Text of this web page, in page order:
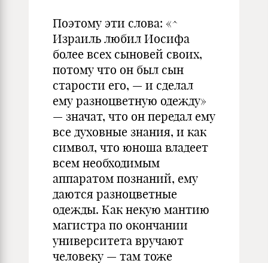
Поэтому эти слова: «^
Израиль любил Иосифа
более всех сыновей своих,
потому что он был сын
старости его, — и сделал
ему разноцветную одежду»
— значат, что он передал ему
все духовные знания, и как
символ, что юноша владеет
всем необходимым
аппаратом познаний, ему
даются разноцветные
одежды. Как некую мантию
магистра по окончании
университета вручают
человеку — там тоже